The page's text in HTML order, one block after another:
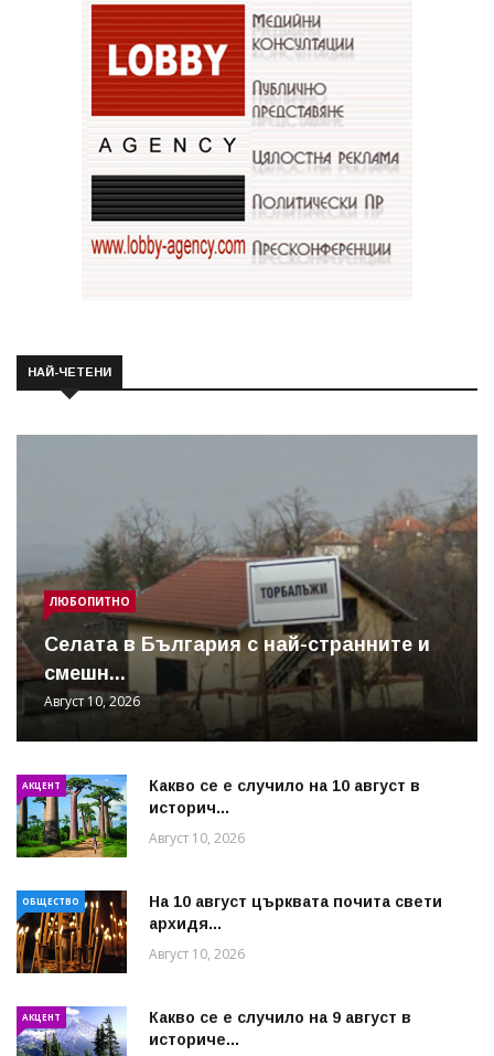
НАЙ-ЧЕТЕНИ
ЛЮБОПИТНО
Cелата в България с най-странните и
смешн...
Август 10, 2026
АКЦЕНТ
Какво се е случило на 10 август в
историч...
Август 10, 2026
ОБЩЕСТВО
На 10 август църквата почита свети
архидя...
Август 10, 2026
АКЦЕНТ
Какво се е случило на 9 август в
историче...